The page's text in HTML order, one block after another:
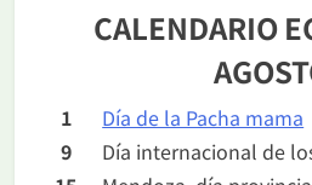
CALENDARIO
1
Día de la Pacha mama
9
Día internacional de